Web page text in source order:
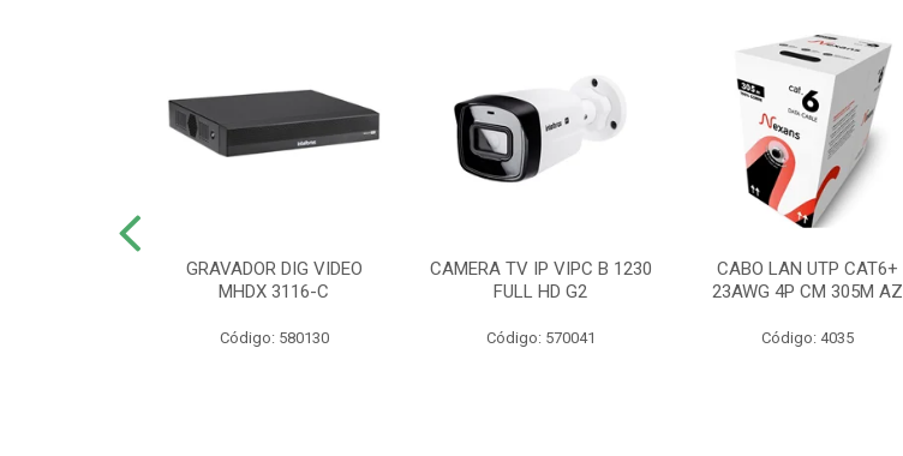
GRAVADOR DIG VIDEO
MHDX 3116-C
Código: 580130
CAMERA TV IP VIPC B 1230
FULL HD G2
Código: 570041
CABO LAN UTP CAT6+
23AWG 4P CM 305M AZ
Código: 4035